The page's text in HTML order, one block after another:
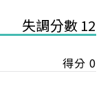
失調分數 12
得分 0